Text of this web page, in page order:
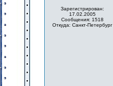
Зарегистрирован:
17.02.2005
Сообщения: 1518
Откуда: Санкт-Петербург